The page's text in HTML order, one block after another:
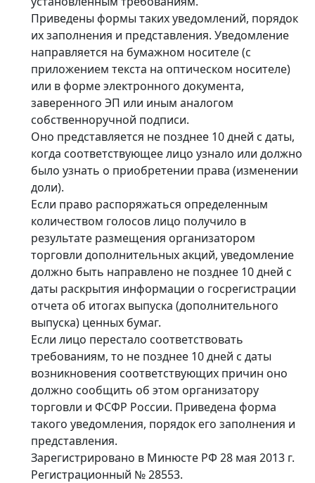
Приведены формы таких уведомлений, порядок
их заполнения и представления. Уведомление
направляется на бумажном носителе (с
приложением текста на оптическом носителе)
или в форме электронного документа,
заверенного ЭП или иным аналогом
собственноручной подписи.
Оно представляется не позднее 10 дней с даты,
когда соответствующее лицо узнало или должно
было узнать о приобретении права (изменении
доли).
Если право распоряжаться определенным
количеством голосов лицо получило в
результате размещения организатором
торговли дополнительных акций, уведомление
должно быть направлено не позднее 10 дней с
даты раскрытия информации о госрегистрации
отчета об итогах выпуска (дополнительного
выпуска) ценных бумаг.
Если лицо перестало соответствовать
требованиям, то не позднее 10 дней с даты
возникновения соответствующих причин оно
должно сообщить об этом организатору
торговли и ФСФР России. Приведена форма
такого уведомления, порядок его заполнения и
представления.
Зарегистрировано в Минюсте РФ 28 мая 2013 г.
Регистрационный № 28553.